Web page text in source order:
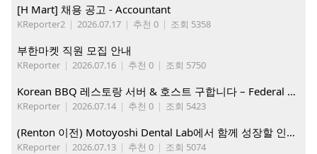
[H Mart] 채용 공고 - Accountant
KReporter2 | 2026.07.17 | 추천 0 | 조회 5358
부한마켓 직원 모집 안내
KReporter | 2026.07.16 | 추천 0 | 조회 5750
Korean BBQ 레스토랑 서버 & 호스트 구합니다 – Federal Way & Tacoma $45-$60/hr (server), $21-23/hr (Host)
KReporter | 2026.07.14 | 추천 0 | 조회 5423
(Renton 이전) Motoyoshi Dental Lab에서 함께 성장할 인재를 모십니다.
KReporter | 2026.07.13 | 추천 0 | 조회 5074